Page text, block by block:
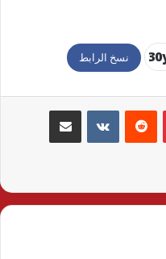
نسخ الرابط
بينتيريست مشاركة عبر البريد